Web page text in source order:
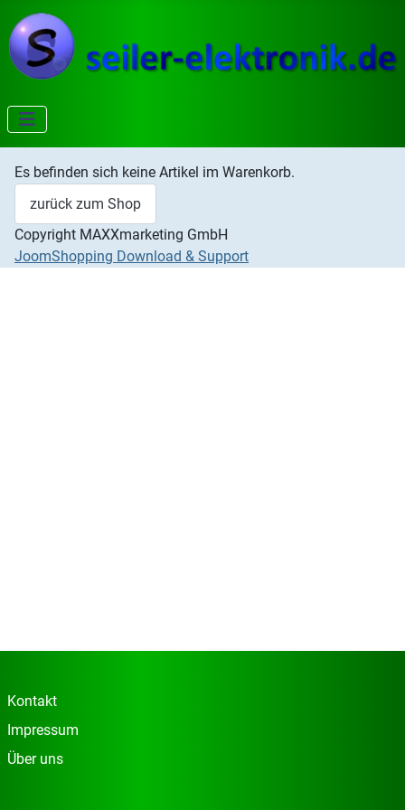
Es befinden sich keine Artikel im Warenkorb.
zurück zum Shop
Copyright MAXXmarketing GmbH
JoomShopping Download & Support
Kontakt
Impressum
Über uns